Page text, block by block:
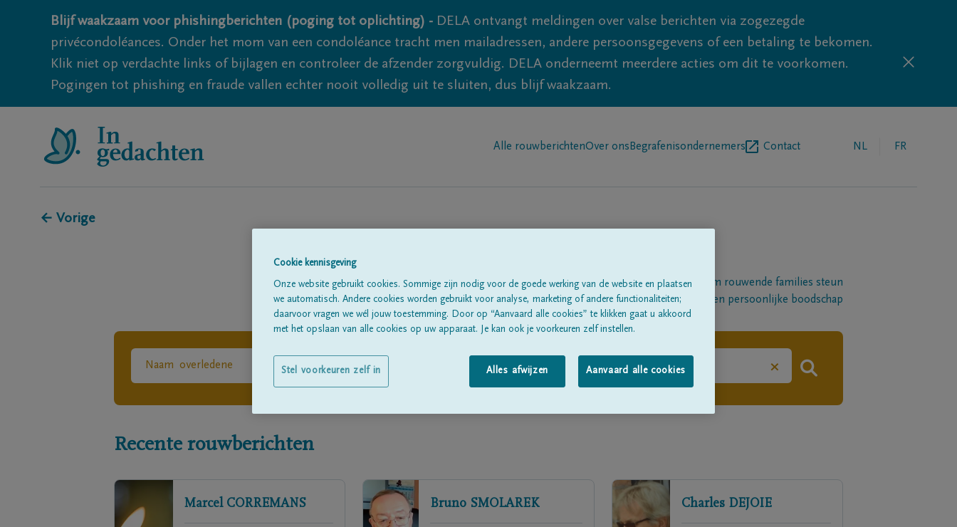
Blijf waakzaam voor phishingberichten (poging tot oplichting) - DELA ontvangt meldingen over valse berichten via zogezegde
privécondoléances. Onder het mom van een condoléance tracht men mailadressen, andere persoonsgegevens of een betaling te bekomen.
Klik niet op verdachte links of bijlagen en controleer de afzender zorgvuldig. DELA onderneemt meerdere acties om dit te voorkomen.
Pogingen tot phishing en fraude vallen echter nooit volledig uit te sluiten, dus blijf waakzaam.
Alle rouwberichtenOver ons Begrafenisondernemers Contact NL FR
← Vorige
Een platform om rouwende families steun
te betuigen met een persoonlijke boodschap
×
Recente rouwberichten
Marcel CORREMANS Bruno SMOLAREK Charles DEJOIE
Cookie kennisgeving
Onze website gebruikt cookies. Sommige zijn nodig voor de goede werking van de website en plaatsen
we automatisch. Andere cookies worden gebruikt voor analyse, marketing of andere functionaliteiten;
daarvoor vragen we wél jouw toestemming. Door op “Aanvaard alle cookies” te klikken gaat u akkoord
met het opslaan van alle cookies op uw apparaat. Je kan ook je voorkeuren zelf instellen.
Alles afwijzen Aanvaard alle cookies
Stel voorkeuren zelf in